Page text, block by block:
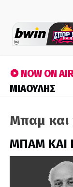
NOW ON
ΜΙΑΟΥΛΗΣ
Μπαμ
ΜΠΑΜ ΚΑΙ